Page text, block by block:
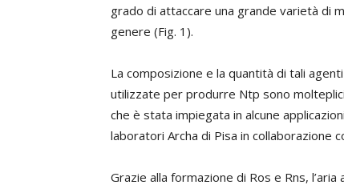
grado di attaccare una grande varietà di
genere (Fig. 1).
La composizione e la quantità di tali
utilizzate per produrre Ntp sono
che è stata impiegata in alcune
laboratori Archa di Pisa in collaborazione
Grazie alla formazione di Ros e Rns,